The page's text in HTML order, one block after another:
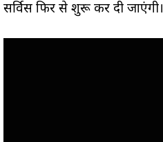
सर्विस फिर से शुरू कर दी जाएंगी।